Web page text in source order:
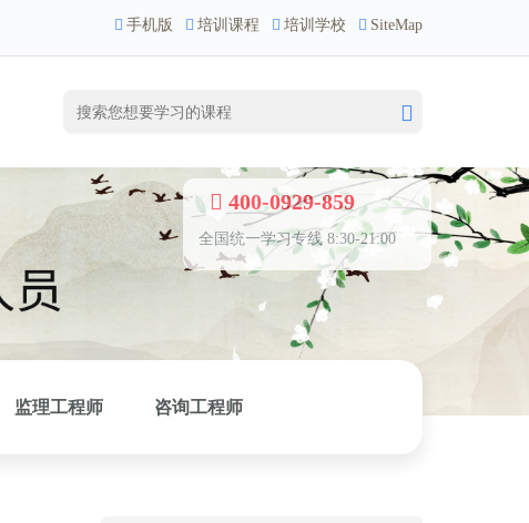
手机版 培训课程 培训学校 SiteMap
400-0929-859
全国统一学习专线 8:30-21:00
监理工程师 咨询工程师